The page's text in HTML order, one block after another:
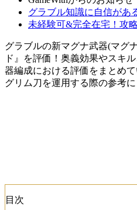
グラブル知識に自信があ
未経験可&完全在宅！攻
グラブルの新マグナ武器(マグ
ド』を評価！奥義効果やスキ
器編成における評価をまとめ
グリム刀を運用する際の参考に
目次